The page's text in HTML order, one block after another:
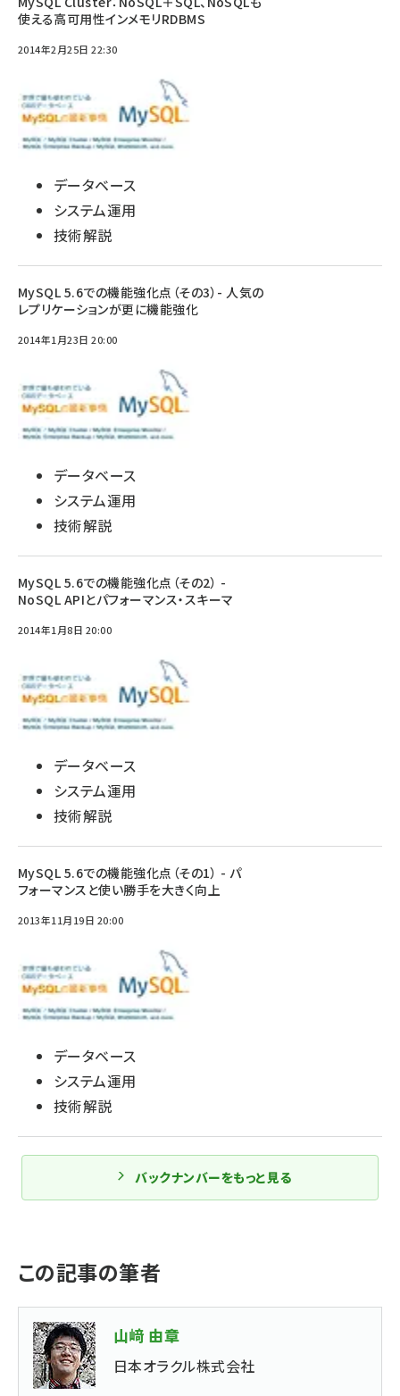
使える高可用性インメモリRDBMS
2014年2月25日 22:30
データベース
システム運用
技術解説
MySQL 5.6での機能強化点（その3）- 人気の
レプリケーションが更に機能強化
2014年1月23日 20:00
データベース
システム運用
技術解説
MySQL 5.6での機能強化点（その2） -
NoSQL APIとパフォーマンス・スキーマ
2014年1月8日 20:00
データベース
システム運用
技術解説
MySQL 5.6での機能強化点（その1） - パ
フォーマンスと使い勝手を大きく向上
2013年11月19日 20:00
データベース
システム運用
技術解説
バックナンバーをもっと見る
この記事の筆者
山﨑 由章
日本オラクル株式会社